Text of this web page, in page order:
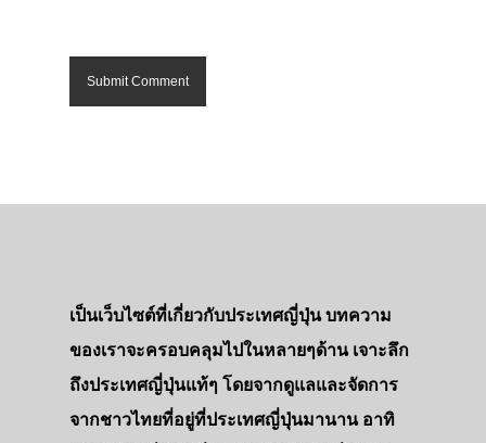
เป็นเว็บไซต์ที่เกี่ยวกับประเทศญี่ปุ่น บทความ
ของเราจะครอบคลุมไปในหลายๆด้าน เจาะลึก
ถึงประเทศญี่ปุ่นแท้ๆ โดยจากดูแลและจัดการ
จากชาวไทยที่อยู่ที่ประเทศญี่ปุ่นมานาน อาทิ